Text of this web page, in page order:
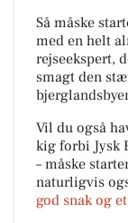
Så måske
med en helt
rejseekspert,
smagt den
Vil du også
kig forbi Jysk
– måske
naturligvis
god snak og